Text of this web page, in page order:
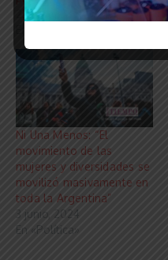
23 febrero, 2022
Ni Una Menos: “El
movimiento de las
mujeres y diversidades se
movilizó masivamente en
toda la Argentina”
3 junio, 2024
En «Política»